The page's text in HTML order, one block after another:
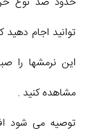
توانید اجام
این نرمشها را
مشاهده کنید .